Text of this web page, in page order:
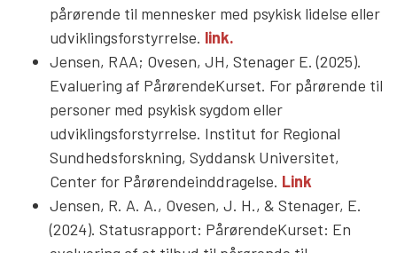
pårørende til mennesker med psykisk lidelse eller
udviklingsforstyrrelse. link.
Jensen, RAA; Ovesen, JH, Stenager E. (2025).
Evaluering af PårørendeKurset. For pårørende til
personer med psykisk sygdom eller
udviklingsforstyrrelse. Institut for Regional
Sundhedsforskning, Syddansk Universitet,
Center for Pårørendeinddragelse. Link
Jensen, R. A. A., Ovesen, J. H., & Stenager, E.
(2024). Statusrapport: PårørendeKurset: En